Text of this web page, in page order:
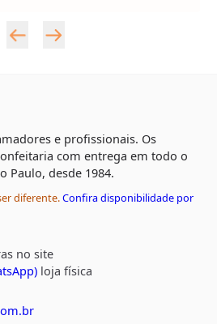
e profissionais. Os
com entrega em todo o
Paulo, desde 1984.
diferente.Confira disponibilidade por
no site
loja física